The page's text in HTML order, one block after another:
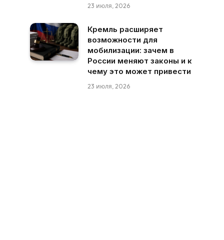
23 июля, 2026
Кремль расширяет
возможности для
мобилизации: зачем в
России меняют законы и к
чему это может привести
23 июля, 2026